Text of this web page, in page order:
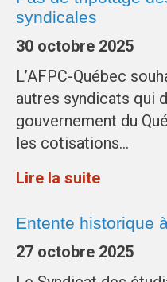
syndicales
30 octobre 2025
L’AFPC-Québec
autres syndicats qui
gouvernement du
les cotisations…
Lire la suite
Entente historique
27 octobre 2025